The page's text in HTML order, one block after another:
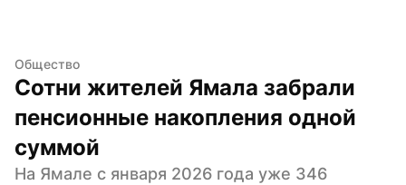
Общество
Сотни жителей Ямала забрали
пенсионные накопления одной
суммой
На Ямале с января 2026 года уже 346